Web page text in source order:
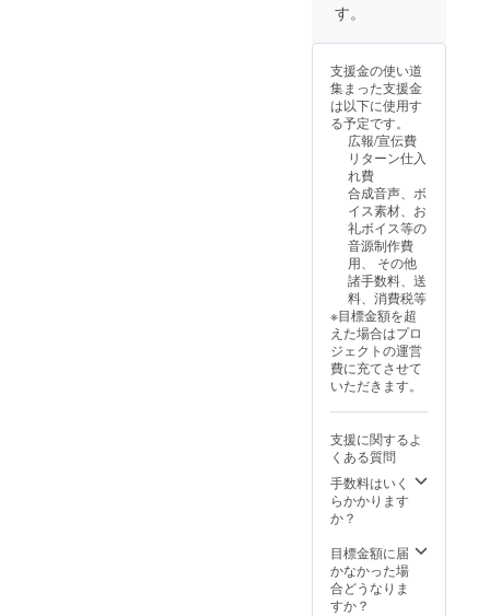
Product
キャラ
クター5
人のイ
ラスト
が描か
れたク
ファイ
ルで
す。
（イラ
スト担
当：c.
ぱふぇ
様）
■「アン
ジーさ
ん」
ビッグ
アクリ
ンド
「アン
ジーさ
ん」の
立ち絵
トが描
かれた
大きな
アクリ
カードB
ジーさ
ん」の
イラス
トが描
かれた
ポスト
です。
（イラ
スト担
当：
microa
様） ■
クリア
ファイ
ル
「Lusty
*Kiss
Product
ion」
クター5
人のイ
ラスト
が描か
れたク
ファイ
ルで
す。
（イラ
当：みU
ポスト
カードA
「アン
ジーさ
ん」と
「アル
ん」の
イラス
トが描
かれた
ポスト
カード
です。
（イラ
スト担
当：菓
色様）
■ポスト
カードB
ジーさ
ん」の
イラス
トが描
かれた
カード
です。
（イラ
スト担
料コー
利用可
能） ■
マイク
ロファ
イバー
クロス
ンちゃ
ん」の
イラス
トが描
かれた
マイク
ロファ
イバー
クロス
です。
（イラ
スト担
当：みU
ポスト
カードA
「アン
ジーさ
ん」と
マちゃ
ん」の
イラス
トが描
en」の
ラン
「メン
バーズ
シッ
プ・
ゴール
に、1か
月無料
で加入
できる
コード
です。
（既存
キャラ
のアカ
ウント
３つ全
ての無
料コー
利用可
能） ■
マイク
ロファ
イバー
「リリ
ンちゃ
ん」の
イラス
ン」 ・
「アル
マちゃ
ん＆
ディア
ちゃん
応援プ
・
【06】
「リリ
ンちゃ
ん＆ク
ロワ
ちゃん
応援プ
ラン」
・
【07】
「Lusty
*Kissプ
・
【08】
「アン
ジーさ
んと添
ラン」
※データ
形式の
リター
す。
支援金の使い道
集まった支援金
は以下に使用す
る予定です。
広報/宣伝費
リターン仕入
れ費
合成音声、ボ
イス素材、お
礼ボイス等の
音源制作費
用、 その他
諸手数料、送
料、消費税等
※目標金額を超
えた場合はプロ
ジェクトの運営
費に充てさせて
いただきます。
支援に関するよ
くある質問
手数料はいく
らかかります
か？
目標金額に届
かなかった場
合どうなりま
すか？